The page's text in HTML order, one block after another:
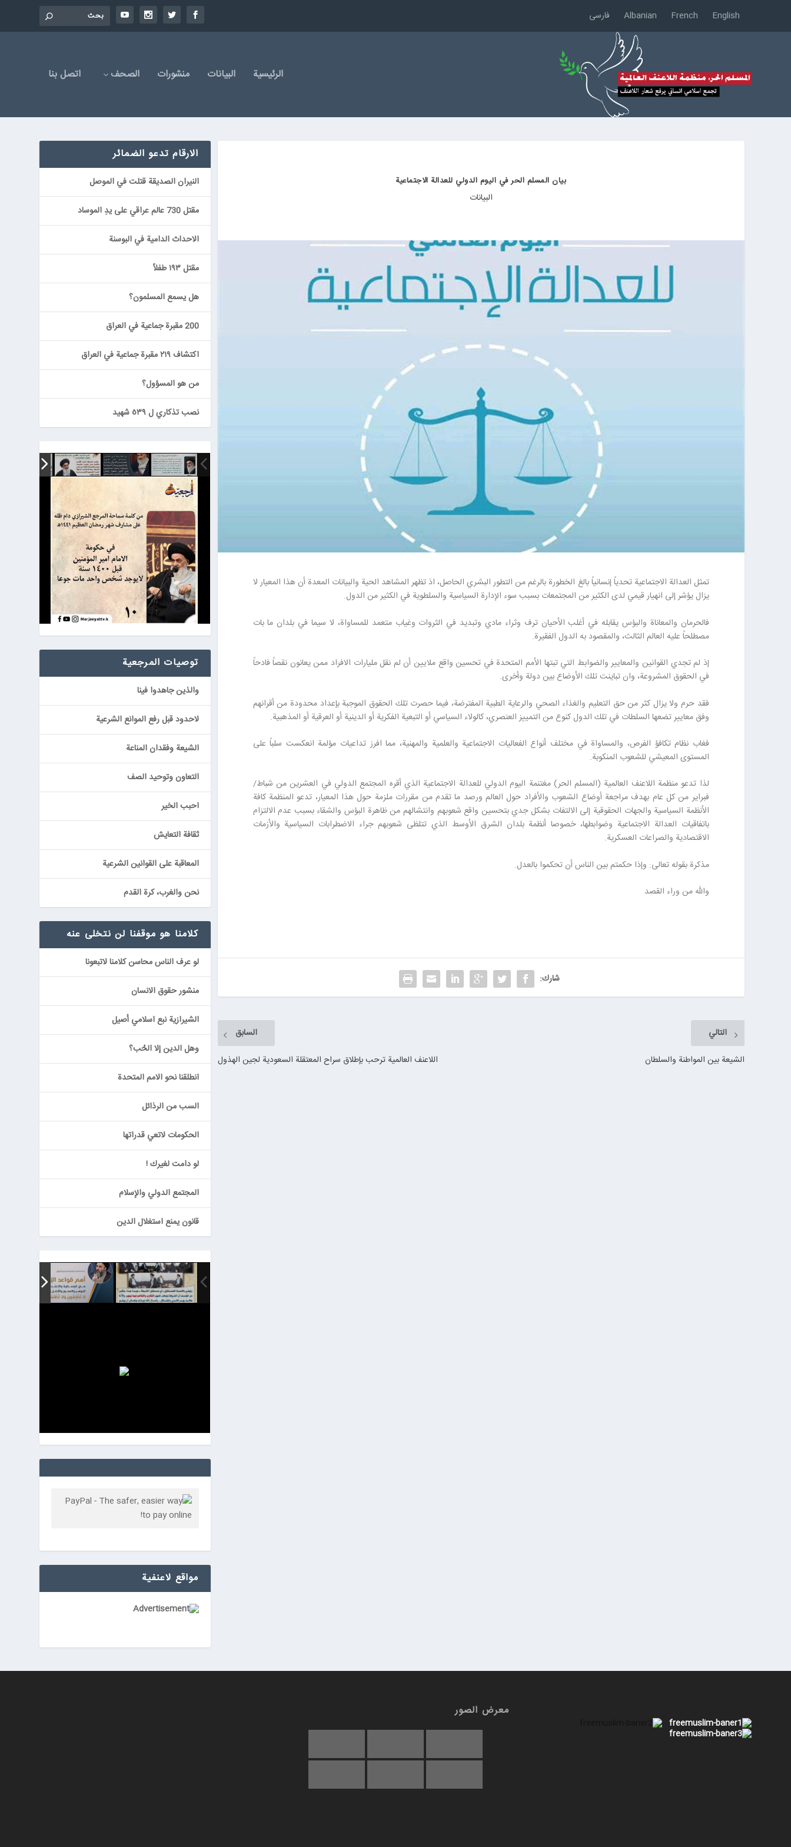
English
French
Albanian فارسی
الرئیسیة البیانات منشورات الصحف اتصل بنا
بيان المسلم الحر في اليوم الدولي للعدالة الاجتماعية
البیانات
تمثل العدالة الاجتماعية تحدياً إنسانياً بالغ الخطورة بالرغم من التطور البشري الحاصل، اذ تظهر المشاهد الحية والبيانات المعدة أن هذا المعيار لا
يزال يؤشر إلى انهيار قيمي لدى الكثير من المجتمعات بسبب سوء الإدارة السياسية والسلطوية في الكثير من الدول.
فالحرمان والمعاناة والبؤس يقابله في أغلب الأحيان ترف وثراء مادي وتبديد في الثروات وغياب متعمد للمساواة، لا سيما في بلدان ما بات
مصطلحاً عليه العالم الثالث، والمقصود به الدول الفقيرة.
إذ لم تجدي القوانين والمعايير والضوابط التي تبتها الأمم المتحدة في تحسين واقع ملايين أن لم نقل مليارات الافراد ممن يعانون نقصاً فادحاً
في الحقوق المشروعة، وان تباينت تلك الأوضاع بين دولة وأخرى.
فقد حرم ولا يزال كثر من حق التعليم والغذاء الصحي والرعاية الطبية المفترضة، فيما حصرت تلك الحقوق الموجبة بإعداد محدودة من أقرانهم
وفق معايير تضعها السلطات في تلك الدول كنوع من التمييز العنصري، كالولاء السياسي أو التبعية الفكرية أو الدينية أو العرقية أو المذهبية.
فغاب نظام تكافؤ الفرص، والمساواة في مختلف أنواع الفعاليات الاجتماعية والعلمية والمهنية، مما افرز تداعيات مؤلمة انعكست سلباً على
المستوى المعيشي للشعوب المنكوبة.
لذا تدعو منظمة اللاعنف العالمية (المسلم الحر) مغتنمة اليوم الدولي للعدالة الاجتماعية الذي أقره المجتمع الدولي في العشرين من شباط/
فبراير من كل عام بهدف مراجعة أوضاع الشعوب والأفراد حول العالم ورصد ما تقدم من مقررات ملزمة حول هذا المعيار، تدعو المنظمة كافة
الأنظمة السياسية والجهات الحقوقية إلى الالتفات بشكل جدي بتحسين واقع شعوبهم وانتشالهم من ظاهرة البؤس والشقاء بسبب عدم الالتزام
باتفاقيات العدالة الاجتماعية وضوابطها، خصوصا أنظمة بلدان الشرق الأوسط الذي تتلظى شعوبهم جراء الاضطرابات السياسية والأزمات
الاقتصادية والصراعات العسكرية.
مذكرة بقوله تعالى: وإذا حكمتم بين الناس أن تحكموا بالعدل.
والله من وراء القصد
شارك:
السابق
اللاعنف العالمية ترحب بإطلاق سراح المعتقلة السعودية لجين الهذول
التالي
الشيعة بين المواطنة والسلطان
الارقام تدعو الضمائر
النيران الصديقة قتلت في الموصل
مقتل 730 عالم عراقي على يدِ الموساد
الاحداث الدامية في البوسنة
مقتل ١٩٣ طفلاً
هل يسمع المسلمون؟
200 مقبرة جماعية في العراق
اكتشاف ٢١٩ مقبرة جماعية في العراق
من هو المسؤول؟
نصب تذكاري ل ٥٣٩ شهيد
توصيات المرجعیة
والذين جاهدوا فينا
لاحدود قبل رفع الموانع الشرعية
الشيعة وفقدان المناعة
التعاون وتوحيد الصف
احبب الخير
ثقافة التعايش
المعاقبة على القوانين الشرعية
نحن والغرب، كرة القدم
كلامنا هو موقفنا لن نتخلى عنه
لو عرف الناس محاسن كلامنا لاتبعونا
منشور حقوق الانسان
الشيرازية نبع اسلامي أصيل
وهل الدين إلا الحُب؟
انطلقنا نحو الامم المتحدة
السب من الرذائل
الحكومات لاتعي قدراتها
لو دامت لغيرك !
المجتمع الدولي والإسلام
قانون يمنع استغلال الدين
مواقع لاعنفیة
معرض الصور